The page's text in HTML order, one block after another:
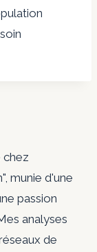
chez
munie d'une
passion
analyses
de